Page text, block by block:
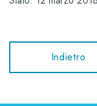
Indietro